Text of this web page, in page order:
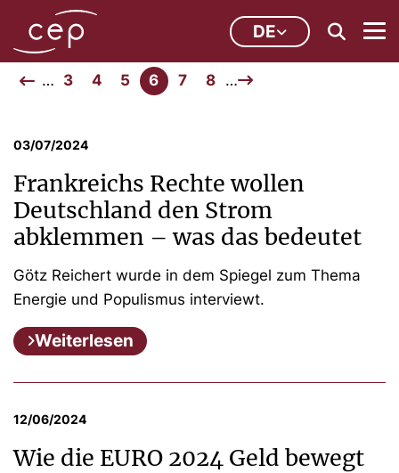
DE
… 3 4 5 6 7 8 …
03/07/2024
Frankreichs Rechte wollen
Deutschland den Strom
abklemmen – was das bedeutet
Götz Reichert wurde in dem Spiegel zum Thema
Energie und Populismus interviewt.
Weiterlesen
12/06/2024
Wie die EURO 2024 Geld bewegt